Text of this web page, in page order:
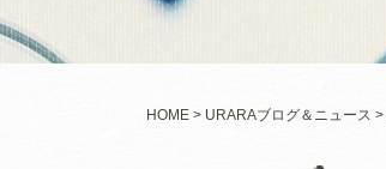
HOME URARAブログ＆ニュース